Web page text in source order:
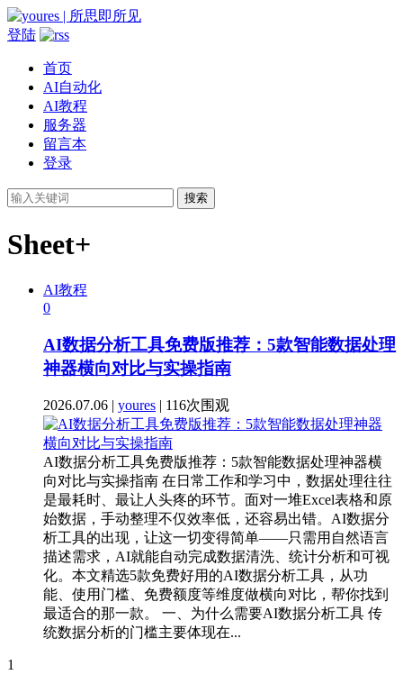
登陆
首页
AI自动化
AI教程
服务器
留言本
登录
搜索
Sheet+
AI教程
0
AI数据分析工具免费版推荐：5款智能数据处理
神器横向对比与实操指南
2026.07.06 | youres | 116次围观
AI数据分析工具免费版推荐：5款智能数据处理神器横
向对比与实操指南 在日常工作和学习中，数据处理往往
是最耗时、最让人头疼的环节。面对一堆Excel表格和原
始数据，手动整理不仅效率低，还容易出错。AI数据分
析工具的出现，让这一切变得简单——只需用自然语言
描述需求，AI就能自动完成数据清洗、统计分析和可视
化。本文精选5款免费好用的AI数据分析工具，从功
能、使用门槛、免费额度等维度做横向对比，帮你找到
最适合的那一款。 一、为什么需要AI数据分析工具 传
统数据分析的门槛主要体现在...
1